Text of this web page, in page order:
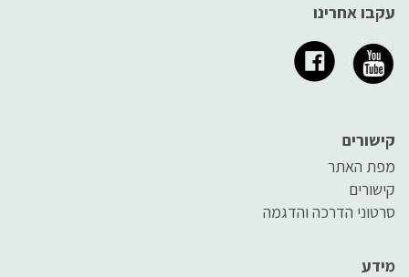
עקבו אחרינו
קישורים
מפת האתר
קישורים
סרטוני הדרכה והדגמה
מידע